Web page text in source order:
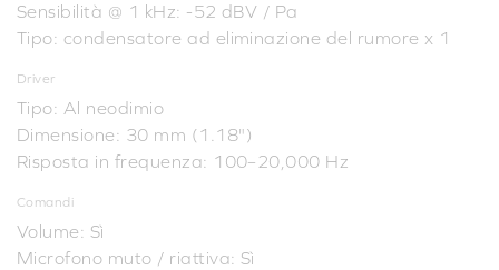
Sensibilità @ 1 kHz: -52 dBV / Pa
Tipo: condensatore ad eliminazione del rumore x 1
Driver
Tipo: Al neodimio
Dimensione: 30 mm (1.18")
Risposta in frequenza: 100–20,000 Hz
Comandi
Volume: Sì
Microfono muto / riattiva: Sì